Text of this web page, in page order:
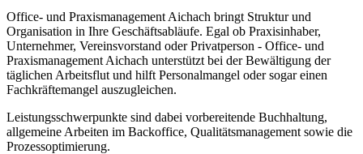
Office- und Praxismanagement Aichach bringt Struktur und
Organisation in Ihre Geschäftsabläufe. Egal ob Praxisinhaber,
Unternehmer, Vereinsvorstand oder Privatperson - Office- und
Praxismanagement Aichach unterstützt bei der Bewältigung der
täglichen Arbeitsflut und hilft Personalmangel oder sogar einen
Fachkräftemangel auszugleichen.
Leistungsschwerpunkte sind dabei vorbereitende Buchhaltung,
allgemeine Arbeiten im Backoffice, Qualitätsmanagement sowie die
Prozessoptimierung.